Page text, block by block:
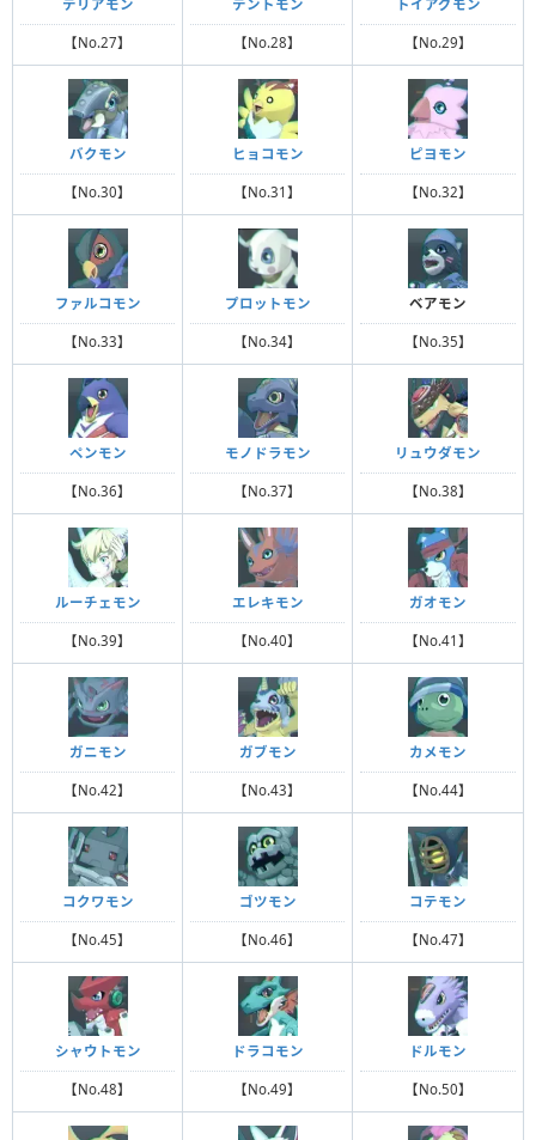
テリアモン
【No.27】
テントモン
【No.28】
トイアグモン
【No.29】
バクモン
【No.30】
ヒョコモン
【No.31】
ピヨモン
【No.32】
ファルコモン
【No.33】
プロットモン
【No.34】
ベアモン
【No.35】
ペンモン
【No.36】
モノドラモン
【No.37】
リュウダモン
【No.38】
ルーチェモン
【No.39】
エレキモン
【No.40】
ガオモン
【No.41】
ガニモン
【No.42】
ガブモン
【No.43】
カメモン
【No.44】
コクワモン
【No.45】
ゴツモン
【No.46】
コテモン
【No.47】
シャウトモン
【No.48】
ドラコモン
【No.49】
ドルモン
【No.50】